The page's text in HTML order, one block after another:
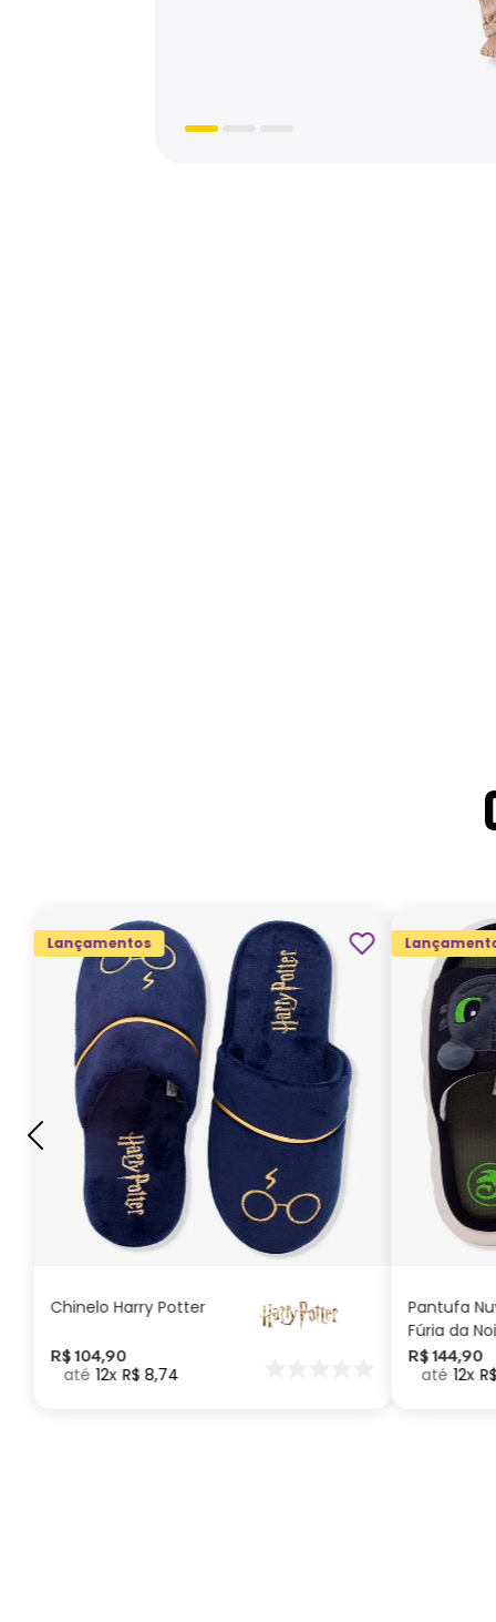
Lançamentos
Chinelo Harry Potter
R$ 104,90
12 R$ 8,74
G GG M P
ADICIONAR AO
CARRINHO
Pantufa
Fúria da
Como
seu Dragão
R$ 144,90
12 R$